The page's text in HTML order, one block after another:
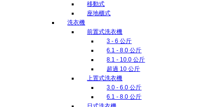
移動式
座地櫃式
洗衣機
前置式洗衣機
3 - 6 公斤
6.1 - 8.0 公斤
8.1 - 10.0 公斤
超過 10 公斤
上置式洗衣機
3.0 - 6.0 公斤
6.1 - 8.0 公斤